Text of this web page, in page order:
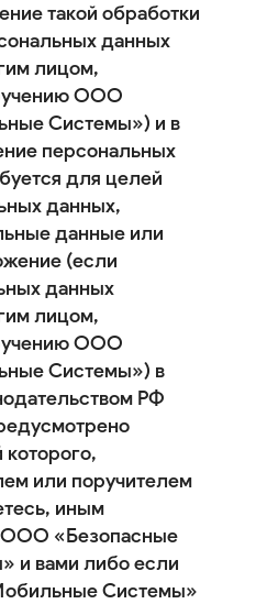
такой обработки
данных
лицом,
ООО
Системы») и в
персональных
для целей
данных,
данные или
(если
данных
лицом,
ООО
Системы») в
РФ
или поручителем
иным
«Безопасные
и вами либо если
Системы»